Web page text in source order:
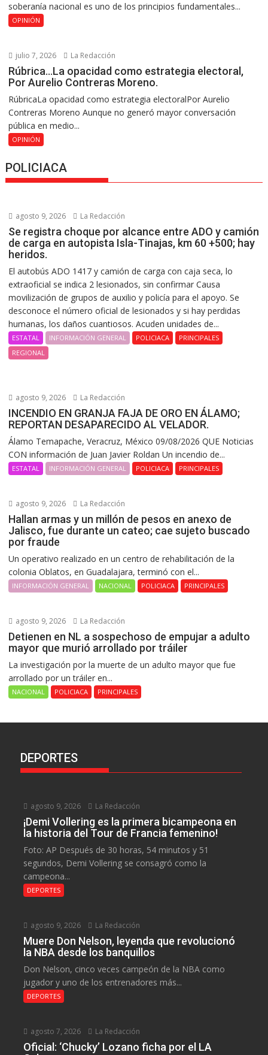
soberanía nacional es uno de los principios fundamentales...
OPINIÓN
julio 7, 2026 La Redacción
Rúbrica…La opacidad como estrategia electoral,
Por Aurelio Contreras Moreno.
RúbricaLa opacidad como estrategia electoralPor Aurelio
Contreras Moreno Aunque no generó mayor conversación
pública en medio...
OPINIÓN
POLICIACA
agosto 9, 2026 La Redacción
Se registra choque por alcance entre ADO y camión
de carga en autopista Isla-Tinajas, km 60 +500; hay
heridos.
El autobús ADO 1417 y camión de carga con caja seca, lo
extraoficial se indica 2 lesionados, sin confirmar Causa
movilización de grupos de auxilio y policía para el apoyo. Se
desconoce el número oficial de lesionados y si hay perdidas
humanas, los daños cuantiosos. Acuden unidades de...
ESTATAL INFORMACIÓN GENERAL POLICIACA
PRINCIPALES
REGIONAL
agosto 9, 2026 La Redacción
INCENDIO EN GRANJA FAJA DE ORO EN ÁLAMO;
REPORTAN DESAPARECIDO AL VELADOR.
Álamo Temapache, Veracruz, México 09/08/2026 QUE Noticias
CON información de Juan Javier Roldan Un incendio de...
ESTATAL INFORMACIÓN GENERAL POLICIACA PRINCIPALES
agosto 9, 2026 La Redacción
Hallan armas y un millón de pesos en anexo de
Jalisco, fue durante un cateo; cae sujeto buscado
por fraude
Un operativo realizado en un centro de rehabilitación de la
colonia Oblatos, en Guadalajara, terminó con el...
INFORMACIÓN GENERAL NACIONAL POLICIACA PRINCIPALES
agosto 9, 2026 La Redacción
Detienen en NL a sospechoso de empujar a adulto
mayor que murió arrollado por tráiler
La investigación por la muerte de un adulto mayor que fue
arrollado por un tráiler en...
NACIONAL POLICIACA PRINCIPALES
DEPORTES
agosto 9, 2026 La Redacción
¡Demi Vollering es la primera bicampeona en
la historia del Tour de Francia femenino!
Foto: AP Después de 30 horas, 54 minutos y 51
segundos, Demi Vollering se consagró como la
campeona...
DEPORTES
agosto 9, 2026 La Redacción
Muere Don Nelson, leyenda que revolucionó
la NBA desde los banquillos
Don Nelson, cinco veces campeón de la NBA como
jugador y uno de los entrenadores más...
DEPORTES
agosto 7, 2026 La Redacción
Oficial: ‘Chucky’ Lozano ficha por el LA